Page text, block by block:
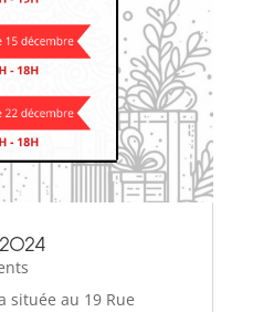
située au 19 Rue